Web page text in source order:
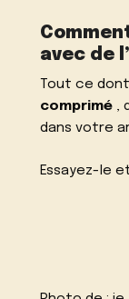
avec de
Tout ce
comprimé ,
dans votre
Essayez-le